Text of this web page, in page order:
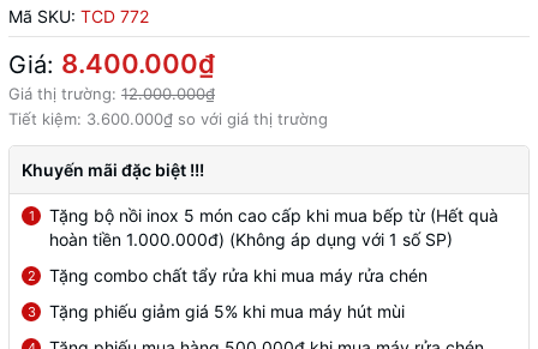
Mã SKU: TCD 772
Giá: 8.400.000₫
Giá thị trường: 12.000.000₫
Tiết kiệm: 3.600.000₫ so với giá thị trường
Khuyến mãi đặc biệt !!!
1
Tặng bộ nồi inox 5 món cao cấp khi mua bếp từ (Hết quà
hoàn tiền 1.000.000đ) (Không áp dụng với 1 số SP)
2 Tặng combo chất tẩy rửa khi mua máy rửa chén
3 Tặng phiếu giảm giá 5% khi mua máy hút mùi